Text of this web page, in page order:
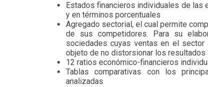
Estados financieros individuales de las
y en términos porcentuales
Agregado sectorial, el cual permite
de sus competidores. Para su
sociedades cuyas ventas en el
objeto de no distorsionar los resultados
12 ratios económico-financieros
Tablas comparativas con los
analizadas